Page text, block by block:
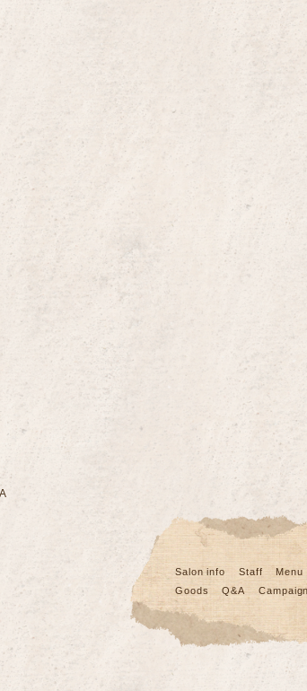
Salon info Staff Menu
Goods
Q&A Campaign